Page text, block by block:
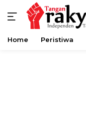
Langsung
Home Peristiwa